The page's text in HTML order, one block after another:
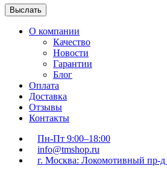
О компании
Качество
Новости
Гарантии
Блог
Оплата
Доставка
Отзывы
Контакты
Пн-Пт 9:00–18:00
info@tmshop.ru
г. Москва: Локомотивный пр-д